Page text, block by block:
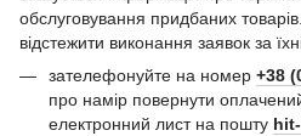
обслуговування придбаних
відстежити виконання заявок за
зателефонуйте на номер +38
про намір повернути
електронний лист на пошту